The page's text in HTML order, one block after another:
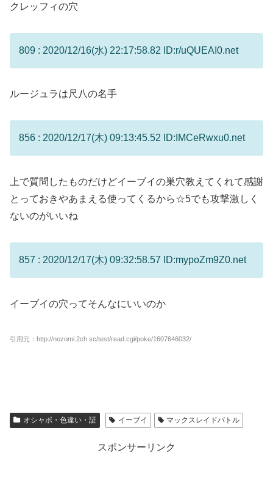
クレッフィの穴
809 : 2020/12/16(水) 22:17:58.82 ID:r/uQUEAI0.net
ルージュラは尺八の名手
856 : 2020/12/17(木) 09:13:45.52 ID:IMCeRwxu0.net
上で質問したものだけどイーブイの巣穴教えてくれて感謝
とっておきやあまえる使ってくるから☆5でも攻撃激しく
ないのがいいね
857 : 2020/12/17(木) 09:32:58.57 ID:mypoZm9Z0.net
イーブイの穴ってそんなにいいのか
引用元：http://nozomi.2ch.sc/test/read.cgi/poke/1607646032/
オシャボ・色違い・証 イーブイ マックスレイドバトル
スポンサーリンク